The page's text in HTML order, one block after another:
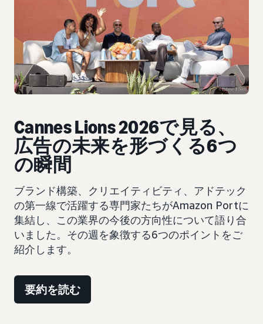
Cannes Lions 2026で見る、
広告の未来を形づくる6つ
の瞬間
ブランド構築、クリエイティビティ、アドテック
の第一線で活躍する専門家たちがAmazon Portに
集結し、この業界の今後の方向性について語り合
いました。その週を象徴する6つのポイントをご
紹介します。
要約を読む